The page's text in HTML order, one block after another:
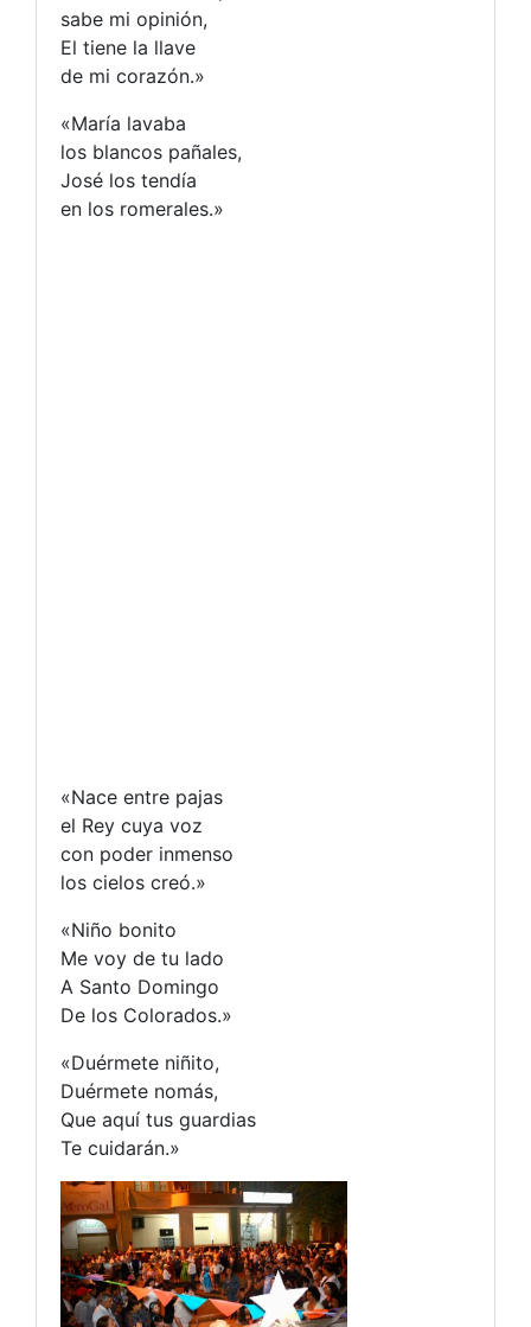
sabe mi opinión,
El tiene la llave
de mi corazón.»
«María lavaba
los blancos pañales,
José los tendía
en los romerales.»
«Nace entre pajas
el Rey cuya voz
con poder inmenso
los cielos creó.»
«Niño bonito
Me voy de tu lado
A Santo Domingo
De los Colorados.»
«Duérmete niñito,
Duérmete nomás,
Que aquí tus guardias
Te cuidarán.»